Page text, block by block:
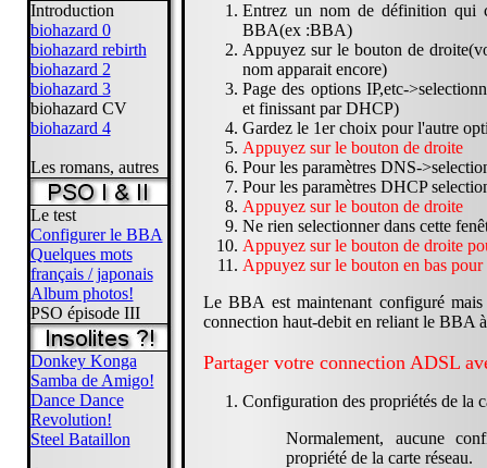
Introduction
biohazard 0
biohazard rebirth
biohazard 2
biohazard 3
biohazard CV
biohazard 4
Les romans, autres
Le test
Configurer le BBA
Quelques mots
français / japonais
Album photos!
PSO épisode III
Donkey Konga
Samba de Amigo!
Dance Dance
Revolution!
Steel Bataillon
Entrez un nom de définition qui
BBA(ex :BBA)
Appuyez sur le bouton de
nom apparait encore)
Page des options IP,etc-
et finissant par DHCP)
Gardez le 1er choix pour l'autre
Appuyez sur le bouton de droite
Pour les paramètres DNS-
Pour les paramètres DHCP
Appuyez sur le bouton de droite
Ne rien selectionner dans cette
Appuyez sur le bouton de droite
Appuyez sur le bouton en bas
Le BBA est maintenant configuré
connection haut-debit en reliant le BBA
Partager votre connection ADSL
Configuration des propriétés de la
Normalement, aucune
propriété de la carte réseau.